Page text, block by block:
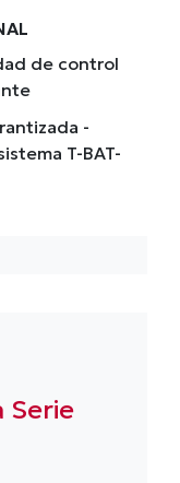
de control
-
T-BAT-
Serie